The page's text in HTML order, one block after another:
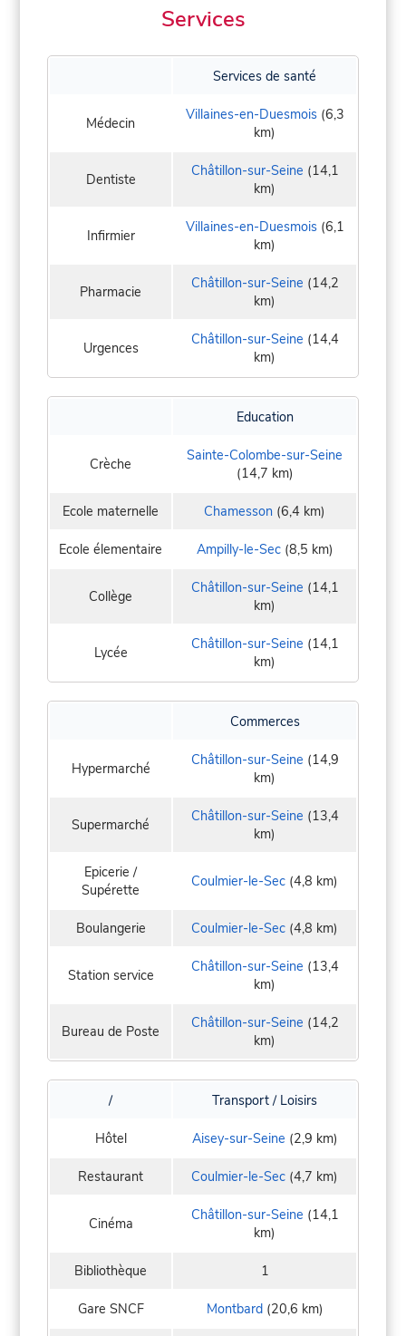
Services
Services de santé
Médecin Villaines-en-Duesmois(6,3
km)
Dentiste Châtillon-sur-Seine (14,1
km)
Infirmier Villaines-en-Duesmois(6,1
km)
Pharmacie Châtillon-sur-Seine (14,2
km)
Urgences Châtillon-sur-Seine (14,4
km)
Education
Crèche
Sainte-Colombe-sur-Seine
(14,7 km)
Ecole maternelle Chamesson (6,4 km)
Ecole élementaire Ampilly-le-Sec(8,5 km)
Collège Châtillon-sur-Seine (14,1
km)
Lycée Châtillon-sur-Seine (14,1
km)
Commerces
Hypermarché Châtillon-sur-Seine (14,9
km)
Supermarché Châtillon-sur-Seine (13,4
km)
Epicerie /
Supérette
Coulmier-le-Sec (4,8 km)
Boulangerie Coulmier-le-Sec (4,8 km)
Station service Châtillon-sur-Seine (13,4
km)
Bureau de Poste Châtillon-sur-Seine (14,2
km)
/ Transport / Loisirs
Hôtel Aisey-sur-Seine (2,9 km)
Restaurant Coulmier-le-Sec (4,7 km)
Cinéma Châtillon-sur-Seine (14,1
km)
Bibliothèque 1
Gare SNCF Montbard(20,6 km)